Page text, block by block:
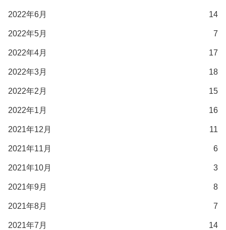
2022年6月 14
2022年5月 7
2022年4月 17
2022年3月 18
2022年2月 15
2022年1月 16
2021年12月 11
2021年11月 6
2021年10月 3
2021年9月 8
2021年8月 7
2021年7月 14